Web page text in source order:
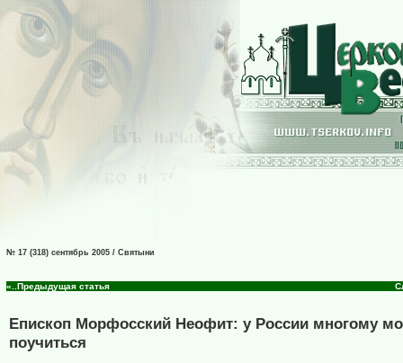
№ 17 (318) сентябрь 2005 / Святыни
«..Предыдущая статья
Епископ Морфосский Неофит: у России многому
поучиться